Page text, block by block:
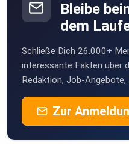
Bleibe
dem
Schließe Dich 26.000+
interessante Fakten über
Redaktion, Job-Angebote,
Zur